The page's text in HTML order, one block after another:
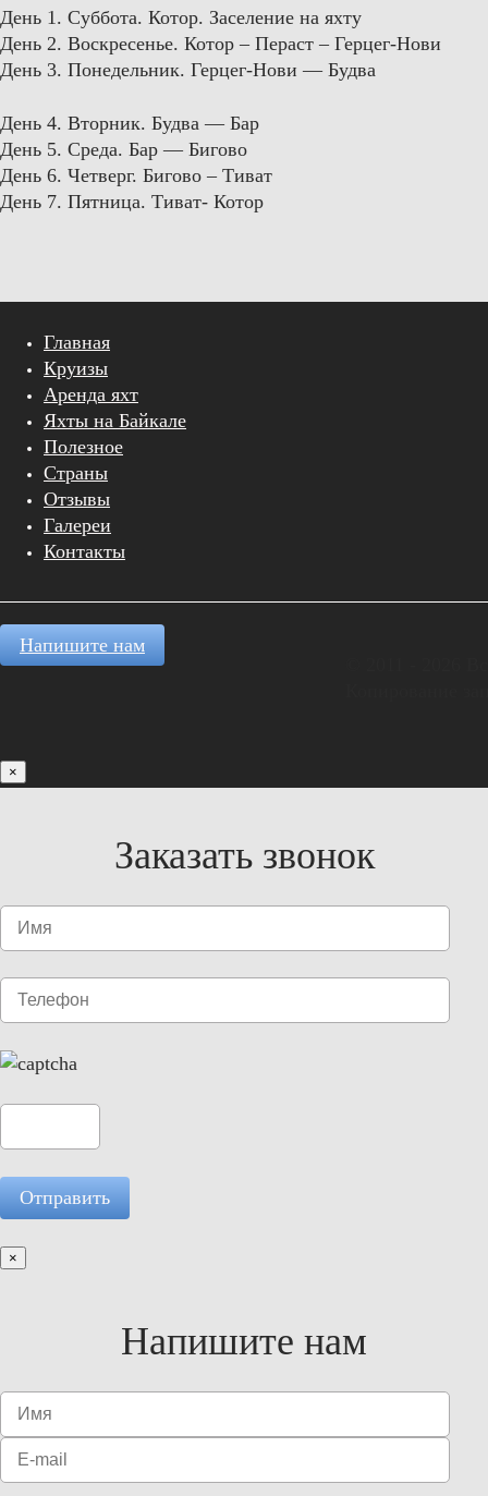
День 1. Суббота. Котор. Заселение на яхту
День 2. Воскресенье. Котор – Пераст – Герцег-Нови
День 3. Понедельник. Герцег-Нови — Будва
День 4. Вторник. Будва — Бар
День 5. Среда. Бар — Бигово
День 6. Четверг. Бигово – Тиват
День 7. Пятница. Тиват- Котор
Главная
Круизы
Аренда яхт
Яхты на Байкале
Полезное
Страны
Отзывы
Галереи
Контакты
Напишите нам
×
Заказать звонок
×
Напишите нам